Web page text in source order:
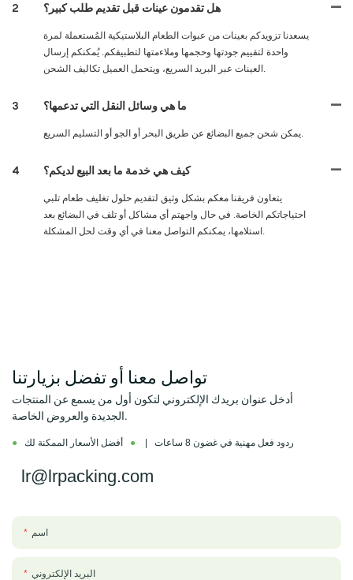
2 هل تقدمون عينات قبل تقديم طلب كبير؟
يسعدنا تزويدكم بعينات من عبوات الطعام البلاستيكية المُستعملة لمرة
واحدة لتقييم جودتها وحجمها وملاءمتها لتطبيقكم. يُمكنكم إرسال
العينات عبر البريد السريع، ويتحمل العميل تكاليف الشحن.
3 ما هي وسائل النقل التي تدعمها؟
يمكن شحن جميع البضائع عن طريق البحر أو الجو أو التسليم السريع.
4 كيف هي خدمة ما بعد البيع لديكم؟
يتعاون فريقنا معكم بشكل وثيق لتقديم حلول تغليف طعام تلبي
احتياجاتكم الخاصة. في حال واجهتم أي مشاكل أو تلف في البضائع بعد
استلامها، يمكنكم التواصل معنا في أي وقت لحل المشكلة.
تواصل معنا أو تفضل بزيارتنا
أدخل عنوان بريدك الإلكتروني لتكون أول من يسمع عن المنتجات
الجديدة والعروض الخاصة.
● ردود فعل مهنية في غضون 8 ساعات | ● أفضل الأسعار الممكنة لك
lr@lrpacking.com
اسم
البريد الإلكتروني